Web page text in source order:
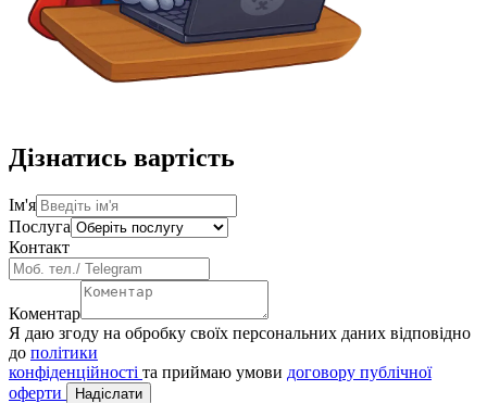
Дізнатись вартість
Ім'я
Послуга
Контакт
Коментар
Я даю згоду на обробку своїх персональних даних відповідно
до політики
конфіденційності та приймаю умови договору публічної
оферти
Надіслати